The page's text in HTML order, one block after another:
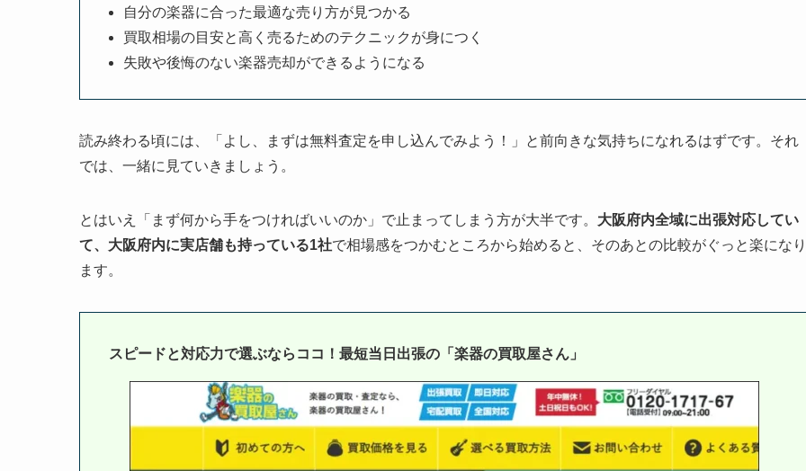
自分の楽器に合った最適な売り方が見つかる
買取相場の目安と高く売るためのテクニックが身につく
失敗や後悔のない楽器売却ができるようになる
読み終わる頃には、「よし、まずは無料査定を申し込んでみよう！」と前向きな気持ちになれるはずです。それ
では、一緒に見ていきましょう。
とはいえ「まず何から手をつければいいのか」で止まってしまう方が大半です。 大阪府内全域に出張対応してい
て、大阪府内に実店舗も持っている1社で相場感をつかむところから始めると、そのあとの比較がぐっと楽になり
ます。
スピードと対応力で選ぶならココ！最短当日出張の「楽器の買取屋さん」